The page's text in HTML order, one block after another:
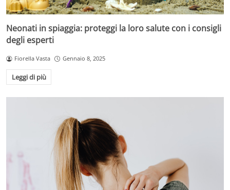
Neonati in spiaggia: proteggi la loro salute con i consigli
degli esperti
Fiorella Vasta Gennaio 8, 2025
Leggi di più